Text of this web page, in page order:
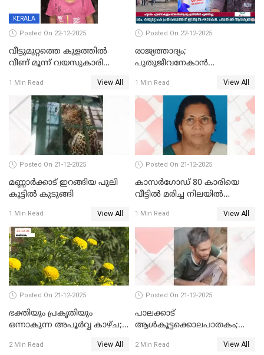
KERALA
Posted On 22-12-2025
വീട്ടുമുറ്റത്തെ കുളത്തിൽ
വീണ് മൂന്ന് വയസുകാരി
1 Min Read View All
Posted On 22-12-2025
രാജ്യത്താദ്യം;
പുതുജീവനേകാൻ
എറണാകുളം സർക്കാർ
ജനറൽ
ആശുപത്രിയിലെത്തിച്ചു
1 Min Read View All
Posted On 21-12-2025
മണ്ണാർക്കാട് ഇറങ്ങിയ പുലി
കൂട്ടിൽ കുടുങ്ങി
1 Min Read View All
Posted On 21-12-2025
കാസർഗോഡ് 80 കാരിയെ
വീട്ടിൽ മരിച്ച നിലയിൽ
1 Min Read View All
Posted On 21-12-2025
ഭക്തിയും പ്രകൃതിയും
ഒന്നാകുന്ന അപൂര്‍വ്വ കാഴ്ച;
കാഴ്ചാനുഭവമൊരുക്കി
2 Min Read View All
Posted On 21-12-2025
പാലക്കാട്‌
ആൾകൂട്ടക്കൊലപാതകം;
ഊർജ്ജിതമാക്കിമാക്കി
2 Min Read View All